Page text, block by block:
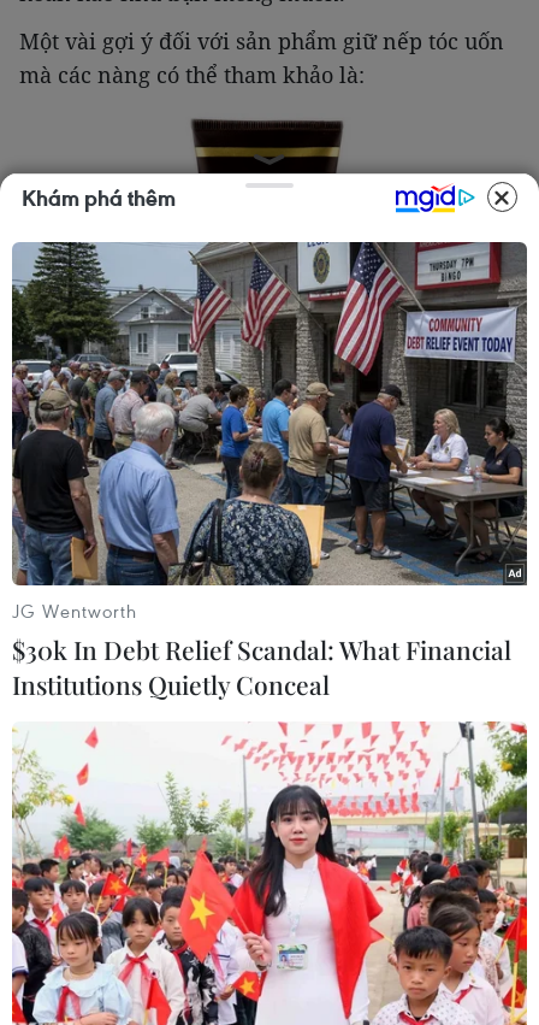
Một vài gợi ý đối với sản phẩm giữ nếp tóc uốn
mà các nàng có thể tham khảo là:
690.000 đồng)
Khám phá thêm
JG Wentworth
$30k In Debt Relief Scandal: What Financial
Institutions Quietly Conceal